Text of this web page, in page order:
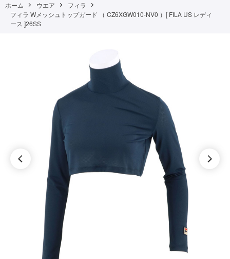
ホーム ウエア
フィラ
フィラ Wメッシュトップガード （ CZ6XGW010-NV0 ）[ FILA US レディ
ース ]26SS